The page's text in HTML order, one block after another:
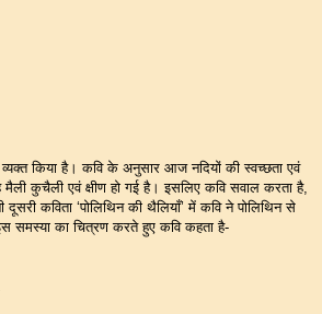
किया है। कवि के अनुसार आज नदियों की स्वच्छता एवं
कुचैली एवं क्षीण हो गई है। इसलिए कवि सवाल करता है,
कविता ‘पोलिथिन की थैलियाँ’ में कवि ने पोलिथिन से
समस्या का चित्रण करते हुए कवि कहता है-